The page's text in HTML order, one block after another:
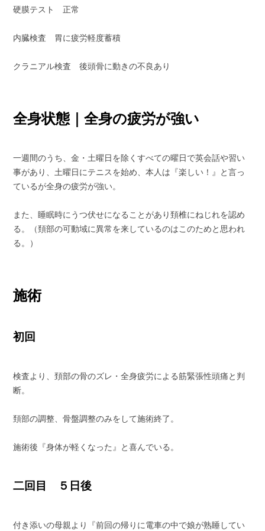
硬膜テスト 正常
内臓検査 胃に疲労軽度蓄積
クラニアル検査 後頭骨に動きの不良あり
全身状態｜全身の疲労が強い
一週間のうち、金・土曜日を除くすべての曜日で英会話や習い
事があり、土曜日にテニスを始め、本人は『楽しい！』と言っ
ているが全身の疲労が強い。
また、睡眠時にうつ伏せになることがあり頚椎にねじれを認め
る。（頚部の可動域に異常を来しているのはこのためと思われ
る。）
施術
初回
検査より、頚部の骨のズレ・全身疲労による筋緊張性頭痛と判
断。
頚部の調整、骨盤調整のみをして施術終了。
施術後『身体が軽くなった』と喜んでいる。
二回目 ５日後
付き添いの母親より『前回の帰りに電車の中で娘が熟睡してい